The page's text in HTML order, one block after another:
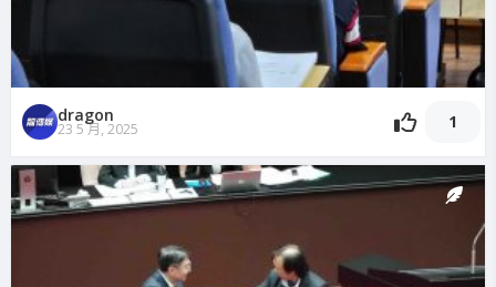
dragon
23 5 月, 2025 1